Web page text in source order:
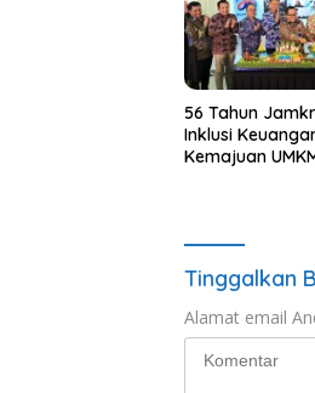
56 Tahun
Inklusi
Kemajuan
Tinggalkan
Alamat email